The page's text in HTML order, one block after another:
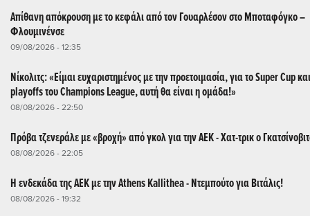
Απίθανη απόκρουση με το κεφάλι από τον Γουαρλέσον στο Μποταφόγκο –
Φλουμινένσε
09/08/2026 - 12:35
Νίκολιτς: «Είμαι ευχαριστημένος με την προετοιμασία, για το Super Cup
playoffs του Champions League, αυτή θα είναι η ομάδα!»
08/08/2026 - 22:50
Πρόβα τζενεράλε με «βροχή» από γκολ για την ΑΕΚ - Χατ-τρικ ο
08/08/2026 - 22:05
Η ενδεκάδα της ΑΕΚ με την Athens Kallithea - Ντεμπούτο για Βιτάλις!
08/08/2026 - 19:32